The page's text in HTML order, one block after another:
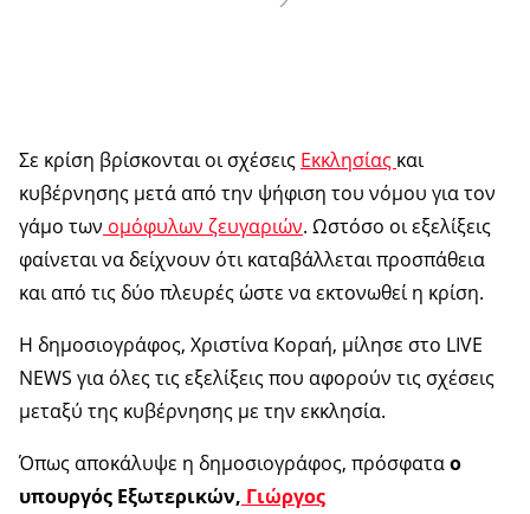
Σε κρίση βρίσκονται οι σχέσεις Εκκλησίας και
κυβέρνησης μετά από την ψήφιση του νόμου για τον
γάμο των ομόφυλων ζευγαριών. Ωστόσο οι εξελίξεις
φαίνεται να δείχνουν ότι καταβάλλεται προσπάθεια
και από τις δύο πλευρές ώστε να εκτονωθεί η κρίση.
Η δημοσιογράφος, Χριστίνα Κοραή, μίλησε στο LIVE
NEWS για όλες τις εξελίξεις που αφορούν τις σχέσεις
μεταξύ της κυβέρνησης με την εκκλησία.
Όπως αποκάλυψε η δημοσιογράφος, πρόσφαταο
υπουργός Εξωτερικών, Γιώργος